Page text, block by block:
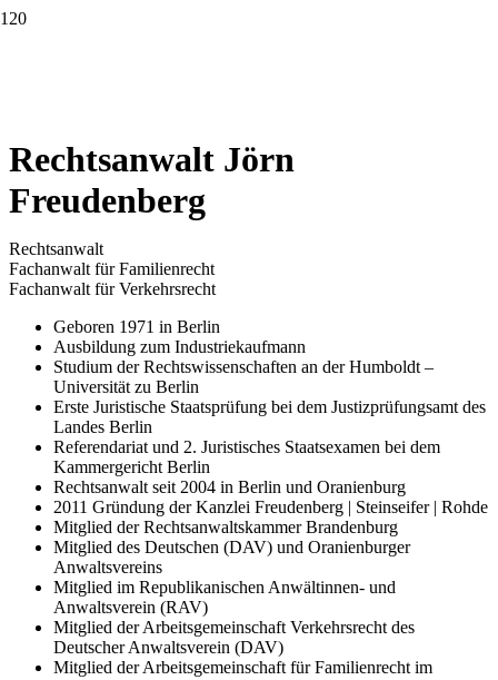
Rechtsanwalt Jörn
Freudenberg
Rechtsanwalt
Fachanwalt für Familienrecht
Fachanwalt für Verkehrsrecht
Geboren 1971 in Berlin
Ausbildung zum Industriekaufmann
Studium der Rechtswissenschaften an der Humboldt –
Universität zu Berlin
Erste Juristische Staatsprüfung bei dem Justizprüfungsamt des
Landes Berlin
Referendariat und 2. Juristisches Staatsexamen bei dem
Kammergericht Berlin
Rechtsanwalt seit 2004 in Berlin und Oranienburg
2011 Gründung der Kanzlei Freudenberg | Steinseifer | Rohde
Mitglied der Rechtsanwaltskammer Brandenburg
Mitglied des Deutschen (DAV) und Oranienburger
Anwaltsvereins
Mitglied im Republikanischen Anwältinnen- und
Anwaltsverein (RAV)
Mitglied der Arbeitsgemeinschaft Verkehrsrecht des
Deutscher Anwaltsverein (DAV)
Mitglied der Arbeitsgemeinschaft für Familienrecht im